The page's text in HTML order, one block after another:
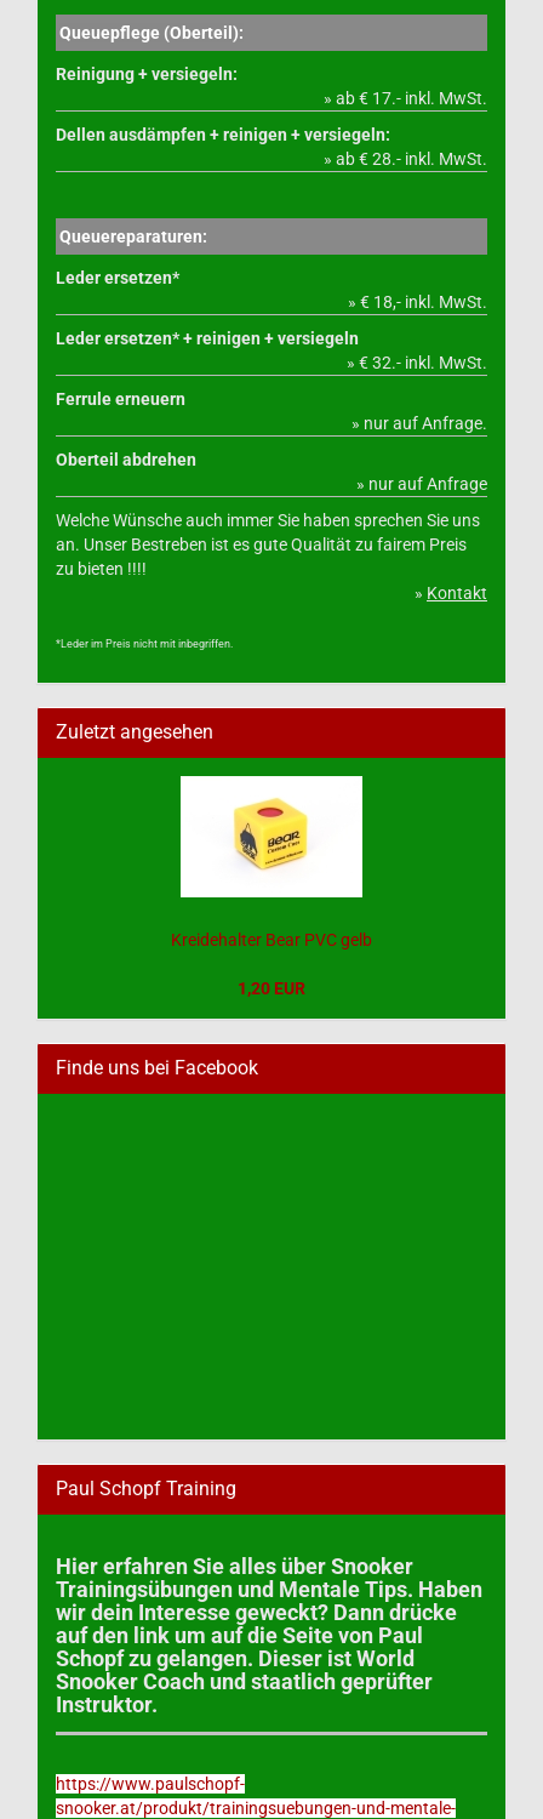
Queuepflege (Oberteil):
Reinigung + versiegeln:
» ab € 17.- inkl. MwSt.
Dellen ausdämpfen + reinigen + versiegeln:
» ab € 28.- inkl. MwSt.
Queuereparaturen:
Leder ersetzen*
» € 18,- inkl. MwSt.
Leder ersetzen* + reinigen + versiegeln
» € 32.- inkl. MwSt.
Ferrule erneuern
» nur auf Anfrage.
Oberteil abdrehen
» nur auf Anfrage
Welche Wünsche auch immer Sie haben sprechen Sie uns
an. Unser Bestreben ist es gute Qualität zu fairem Preis
zu bieten !!!!
» Kontakt
*Leder im Preis nicht mit inbegriffen.
Zuletzt angesehen
Kreidehalter Bear PVC gelb
1,20 EUR
Finde uns bei Facebook
Paul Schopf Training
Hier erfahren Sie alles über Snooker
Trainingsübungen und Mentale Tips. Haben
wir dein Interesse geweckt? Dann drücke
auf den link um auf die Seite von Paul
Schopf zu gelangen. Dieser ist World
Snooker Coach und staatlich geprüfter
Instruktor.
https://www.paulschopf-
snooker.at/produkt/trainingsuebungen-und-mentale-